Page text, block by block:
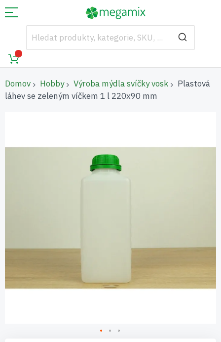
Domov Hobby Výroba mýdla svíčky vosk
Plastová
láhev se zeleným víčkem 1 l 220x90 mm
s